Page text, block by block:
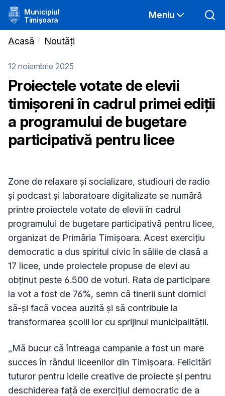
Municipiul
Timișoara
Meniu
Acasă Noutăți
12 noiembrie 2025
Proiectele votate de elevii
timișoreni în cadrul primei ediții
a programului de bugetare
participativă pentru licee
Zone de relaxare și socializare, studiouri de radio
și podcast și laboratoare digitalizate se numără
printre proiectele votate de elevii în cadrul
programului de bugetare participativă pentru licee,
organizat de Primăria Timișoara. Acest exercițiu
democratic a dus spiritul civic în sălile de clasă a
17 licee, unde proiectele propuse de elevi au
obținut peste 6.500 de voturi. Rata de participare
la vot a fost de 76%, semn că tinerii sunt dornici
să-și facă vocea auzită și să contribuie la
transformarea școlii lor cu sprijinul municipalității.
„Mă bucur că întreaga campanie a fost un mare
succes în rândul liceenilor din Timișoara. Felicitări
tuturor pentru ideile creative de proiecte și pentru
deschiderea față de exercițiul democratic de a